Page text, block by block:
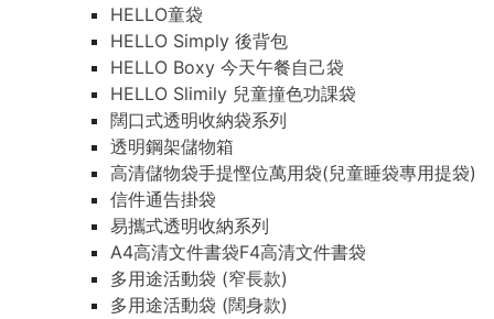
HELLO童袋
HELLO Simply 後背包
HELLO Boxy 今天午餐自己袋
HELLO Slimily 兒童撞色功課袋
闊口式透明收納袋系列
透明鋼架儲物箱
高清儲物袋手提慳位萬用袋(兒童睡袋專用提袋)
信件通告掛袋
易攜式透明收納系列
A4高清文件書袋F4高清文件書袋
多用途活動袋 (窄長款)
多用途活動袋 (闊身款)